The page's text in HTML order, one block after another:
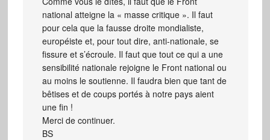
national atteigne la « masse critique ». Il faut
pour cela que la fausse droite mondialiste,
européiste et, pour tout dire, anti-nationale, se
fissure et s’écroule. Il faut que tout ce qui a une
sensibilité nationale rejoigne le Front national ou
au moins le soutienne. Il faudra bien que tant de
bêtises et de coups portés à notre pays aient
une fin !
Merci de continuer.
BS